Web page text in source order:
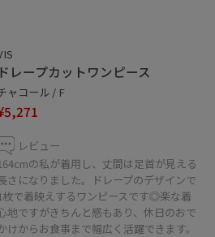
さい♡
＿＿＿＿＿＿＿＿＿
せや商品、
など
せください◎
スタッフに
をタップ！！
ドレープカットワンピース
ャコール / F
レビュー
の私が着用し、丈間は足首が見える
さになりました。ドレープのデザインで
枚で着映えするワンピースです◎楽な着
地ですがきちんと感もあり、休日のおで
けからお食事まで幅広く活躍できます。